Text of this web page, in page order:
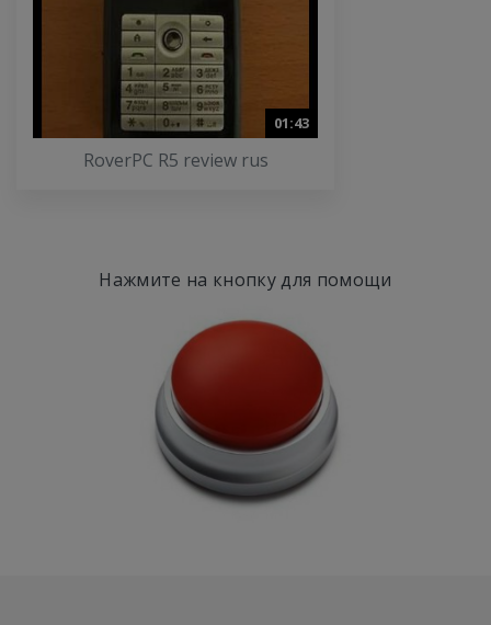
01:43
RoverPC R5 review rus
Нажмите на кнопку для помощи